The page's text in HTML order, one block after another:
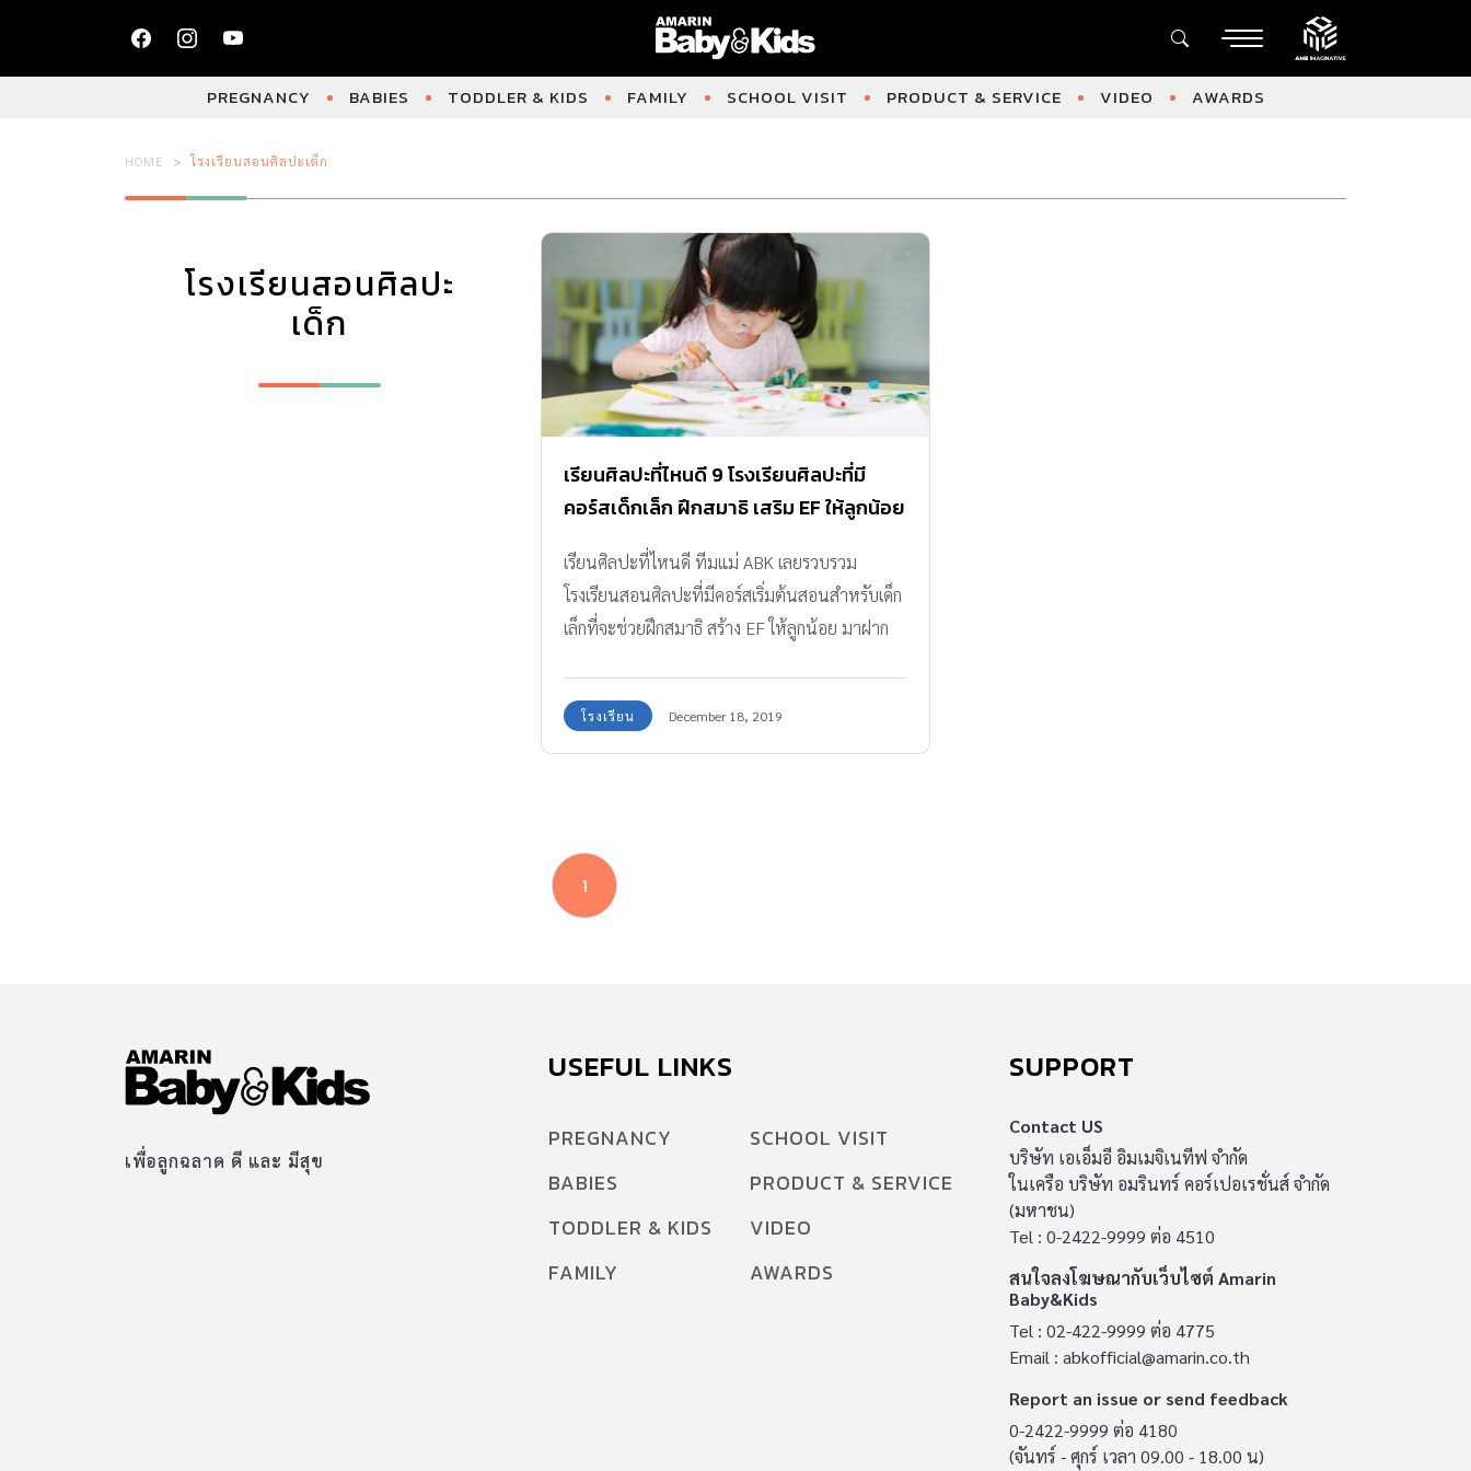
PREGNANCY BABIES TODDLER & KIDS FAMILY SCHOOL VISIT PRODUCT & SERVICE VIDEO AWARDS
HOME โรงเรียนสอนศิลปะเด็ก
โรงเรียนสอนศิลปะ
เด็ก
เรียนศิลปะที่ไหนดี 9 โรงเรียนศิลปะที่มี
คอร์สเด็กเล็ก ฝึกสมาธิ เสริม EF ให้ลูกน้อย
เรียนศิลปะที่ไหนดี ทีมแม่ ABK เลยรวบรวม
โรงเรียนสอนศิลปะที่มีคอร์สเริ่มต้นสอนสำหรับเด็ก
เล็กที่จะช่วยฝึกสมาธิ สร้าง EF ให้ลูกน้อย มาฝาก
โรงเรียน December 18, 2019
1
เพื่อลูกฉลาด ดี และ มีสุข
USEFUL LINKS
PREGNANCY
BABIES
TODDLER & KIDS
FAMILY
SCHOOL VISIT
PRODUCT & SERVICE
VIDEO
AWARDS
SUPPORT
Contact US
บริษัท เอเอ็มอี อิมเมจิเนทีฟ จำกัด
ในเครือ บริษัท อมรินทร์ คอร์เปอเรชั่นส์ จำกัด
(มหาชน)
Tel : 0-2422-9999 ต่อ 4510
สนใจลงโฆษณากับเว็บไซต์ Amarin
Baby&Kids
Tel : 02-422-9999 ต่อ 4775
Email : abkofficial@amarin.co.th
Report an issue or send feedback
0-2422-9999 ต่อ 4180
(จันทร์ - ศุกร์ เวลา 09.00 - 18.00 น)